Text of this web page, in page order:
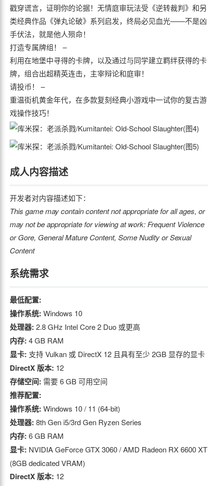
戳穿谎言，证明你的论据！无情庭审玩法受《逆转裁判》和另
类经典作品《弹丸论破》系列启发，终局必见血光——不是凶
手伏法，就是他人殒命！
打造专属牌组！ –
利用在地堡中寻得的卡牌，以及通过与同学建立羁绊获得的卡
牌，组合出超精英连击，主宰辩论和庭审！
请投币！ –
重温街机黄金年代，在多款复刻经典小游戏中一试你的复古游
戏操作技巧！
成人内容描述
开发者对内容描述如下：
This game may contain content not appropriate for all ages, or
may not be appropriate for viewing at work: Frequent Violence
or Gore, General Mature Content, Some Nudity or Sexual
Content
系统需求
最低配置:
操作系统: Windows 10
处理器: 2.8 GHz Intel Core 2 Duo 或更高
内存: 4 GB RAM
显卡: 支持 Vulkan 或 DirectX 12 且具有至少 2GB 显存的显卡
DirectX 版本: 12
存储空间: 需要 6 GB 可用空间
推荐配置:
操作系统: Windows 10 / 11 (64-bit)
处理器: 8th Gen i5/3rd Gen Ryzen Series
内存: 6 GB RAM
显卡: NVIDIA GeForce GTX 3060 / AMD Radeon RX 6600 XT
(8GB dedicated VRAM)
DirectX 版本: 12